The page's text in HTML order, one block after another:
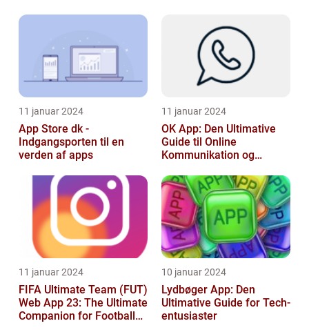
spæ...
11 januar 2024
App Store dk -
Indgangsporten til en
verden af apps
11 januar 2024
OK App: Den Ultimative
Guide til Online
Kommunikation og
11 januar 2024
FIFA Ultimate Team (FUT)
Web App 23: The Ultimate
Companion for Football
10 januar 2024
Lydbøger App: Den
Ultimative Guide for Tech-
entusiaster